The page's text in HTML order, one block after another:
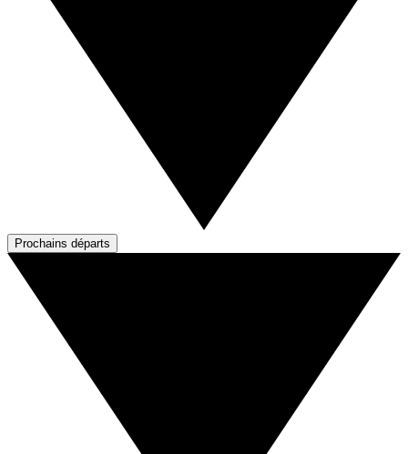
Prochains départs